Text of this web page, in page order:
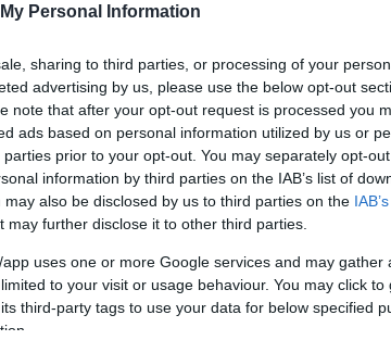
Personal Information
sharing to third parties, or processing of your
advertising by us, please use the below opt-out
note that after your opt-out request is processed you
ads based on personal information utilized by us or
prior to your opt-out. You may separately opt-
information by third parties on the IAB’s list of
also be disclosed by us to third parties on the
may further disclose it to other third parties.
uses one or more Google services and may gather
to your visit or usage behaviour. You may click to
third-party tags to use your data for below specified